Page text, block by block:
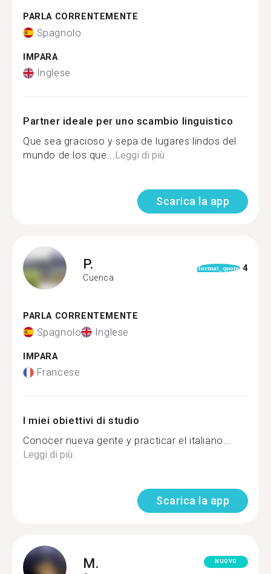
PARLA CORRENTEMENTE
Spagnolo
IMPARA
Inglese
Partner ideale per uno scambio linguistico
Que sea gracioso y sepa de lugares lindos del
mundo de los que...Leggi di più
Scarica la app
P.
Cuenca
format_quote 4
PARLA CORRENTEMENTE
Spagnolo Inglese
IMPARA
Francese
I miei obiettivi di studio
Conocer nueva gente y practicar el italiano...
Leggi di più
Scarica la app
M. NUOVO